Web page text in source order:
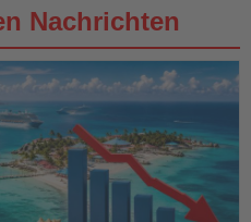
Nachrichten